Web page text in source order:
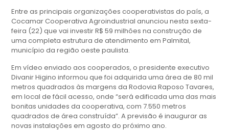
Entre as principais organizações cooperativistas do país, a
Cocamar Cooperativa Agroindustrial anunciou nesta sexta-
feira (22) que vai investir R$ 59 milhões na construção de
uma completa estrutura de atendimento em Palmital,
município da região oeste paulista.
Em vídeo enviado aos cooperados, o presidente executivo
Divanir Higino informou que foi adquirida uma área de 80 mil
metros quadrados às margens da Rodovia Raposo Tavares,
em local de fácil acesso, onde “será edificada uma das mais
bonitas unidades da cooperativa, com 7.550 metros
quadrados de área construída”. A previsão é inaugurar as
novas instalações em agosto do próximo ano.